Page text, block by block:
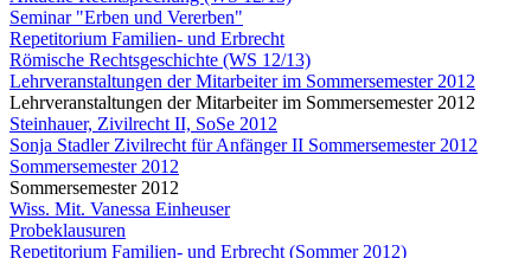
Seminar "Erben und Vererben"
Repetitorium Familien- und Erbrecht
Römische Rechtsgeschichte (WS 12/13)
Lehrveranstaltungen der Mitarbeiter im Sommersemester 2012
Lehrveranstaltungen der Mitarbeiter im Sommersemester 2012
Steinhauer, Zivilrecht II, SoSe 2012
Sonja Stadler Zivilrecht für Anfänger II Sommersemester 2012
Sommersemester 2012
Sommersemester 2012
Wiss. Mit. Vanessa Einheuser
Probeklausuren
Repetitorium Familien- und Erbrecht (Sommer 2012)